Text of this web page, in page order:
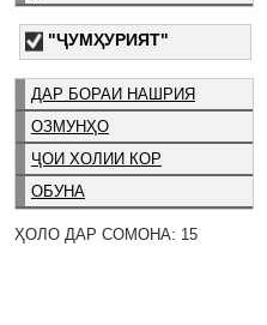
"ҶУМҲУРИЯТ"
ДАР БОРАИ НАШРИЯ
ОЗМУНҲО
ҶОИ ХОЛИИ КОР
ОБУНА
ҲОЛО ДАР СОМОНА: 15